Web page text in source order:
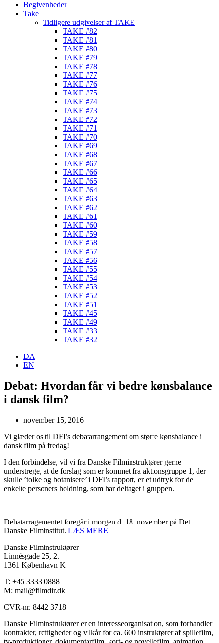
Begivenheder
Take
Tidligere udgivelser af TAKE
TAKE #82
TAKE #81
TAKE #80
TAKE #79
TAKE #78
TAKE #77
TAKE #76
TAKE #75
TAKE #74
TAKE #73
TAKE #72
TAKE #71
TAKE #70
TAKE #69
TAKE #68
TAKE #67
TAKE #66
TAKE #65
TAKE #64
TAKE #63
TAKE #62
TAKE #61
TAKE #60
TAKE #59
TAKE #58
TAKE #57
TAKE #56
TAKE #55
TAKE #54
TAKE #53
TAKE #52
TAKE #51
TAKE #45
TAKE #49
TAKE #33
TAKE #32
DA
EN
Debat: Hvordan får vi bedre kønsbalance
i dansk film?
november 15, 2016
Vi glæder os til DFI’s debatarrangement om større kønsbalance i
dansk film på fredag!
I den forbindelse, vil vi fra Danske Filminstruktører gerne
understrege, at de forslag som er kommet fra aktionsgruppe 1, der
skulle ’tolke og botanisere’ i DFI’s rapport, er et udtryk for de
enkelte personers holdning, som har deltaget i gruppen.
Debatarragementet foregår i morgen d. 18. november på Det
Danske Filminstitut. LÆS MERE
Danske Filminstruktører
Linnésgade 25, 2.
1361 København K
T: +45 3333 0888
M: mail@filmdir.dk
CVR-nr. 8442 3718
Danske Filminstruktører er en interesseorganisation, som forhandler
kontrakter, rettigheder og vilkår for ca. 600 instruktører af spillefilm,
tv-produktioner, dokumentarfilm, kort- og novellefilm, animation